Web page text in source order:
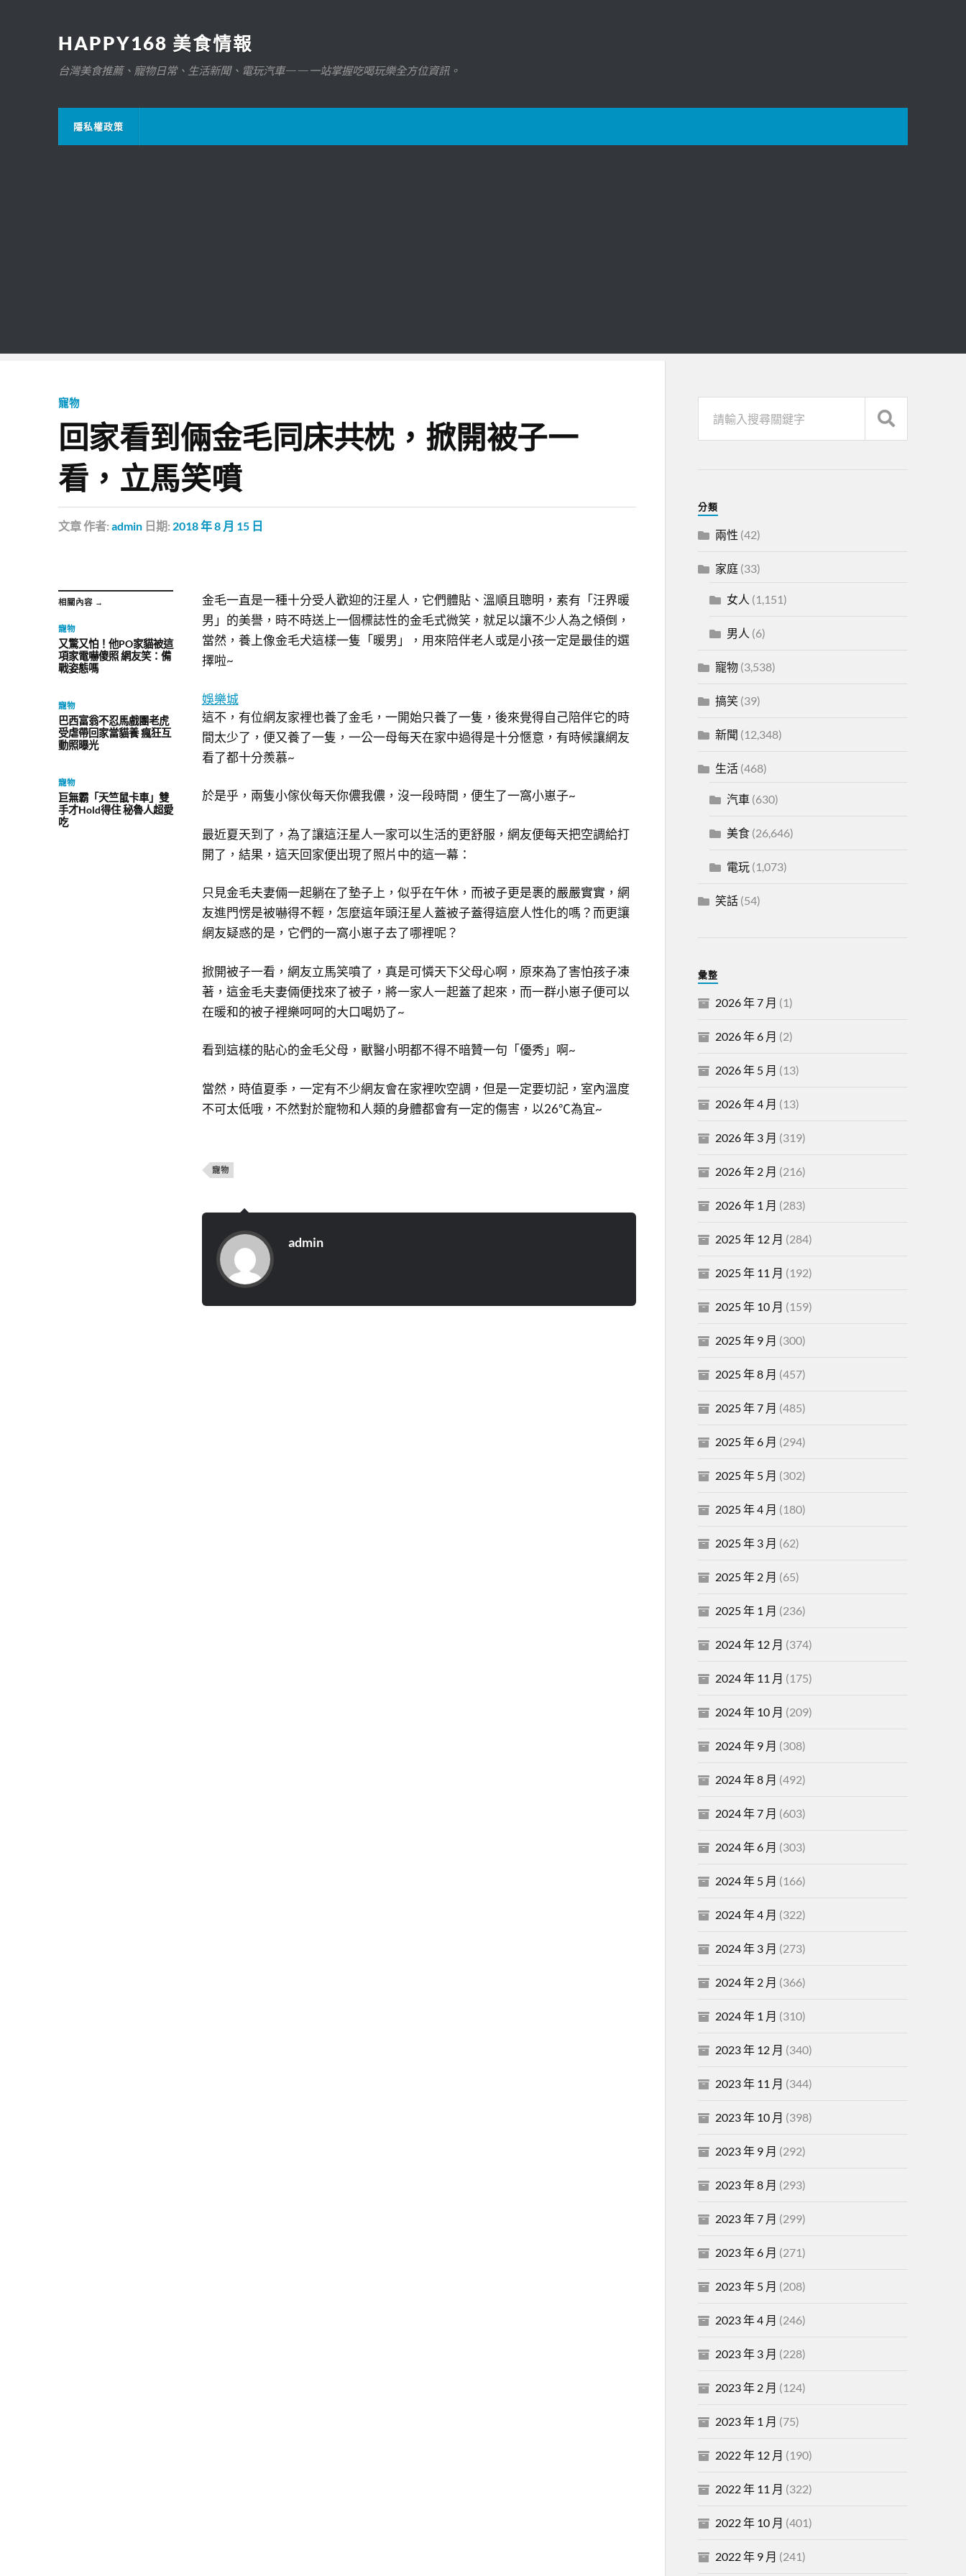
HAPPY168 美食情報
台灣美食推薦、寵物日常、生活新聞、電玩汽車——一站掌握吃喝玩樂全方位資訊。
隱私權政策
寵物
回家看到倆金毛同床共枕，掀開被子一
看，立馬笑噴
文章作者: admin 日期: 2018 年 8 月 15 日
相關內容 →
寵物
又驚又怕！他PO家貓被這
項家電嚇傻照 網友笑：備
戰姿態嗎
寵物
巴西富翁不忍馬戲團老虎
受虐帶回家當貓養 瘋狂互
動照曝光
寵物
巨無霸「天竺鼠卡車」雙
手才Hold得住 秘魯人超愛
吃
金毛一直是一種十分受人歡迎的汪星人，它們體貼、溫順且聰明，素有「汪界暖
男」的美譽，時不時送上一個標誌性的金毛式微笑，就足以讓不少人為之傾倒，
當然，養上像金毛犬這樣一隻「暖男」，用來陪伴老人或是小孩一定是最佳的選
擇啦~
娛樂城
這不，有位網友家裡也養了金毛，一開始只養了一隻，後來覺得自己陪伴它的時
間太少了，便又養了一隻，一公一母每天在家中過得是十分愜意，有時候讓網友
看了都十分羨慕~
於是乎，兩隻小傢伙每天你儂我儂，沒一段時間，便生了一窩小崽子~
最近夏天到了，為了讓這汪星人一家可以生活的更舒服，網友便每天把空調給打
開了，結果，這天回家便出現了照片中的這一幕：
只見金毛夫妻倆一起躺在了墊子上，似乎在午休，而被子更是裹的嚴嚴實實，網
友進門愣是被嚇得不輕，怎麼這年頭汪星人蓋被子蓋得這麼人性化的嗎？而更讓
網友疑惑的是，它們的一窩小崽子去了哪裡呢？
掀開被子一看，網友立馬笑噴了，真是可憐天下父母心啊，原來為了害怕孩子凍
著，這金毛夫妻倆便找來了被子，將一家人一起蓋了起來，而一群小崽子便可以
在暖和的被子裡樂呵呵的大口喝奶了~
看到這樣的貼心的金毛父母，獸醫小明都不得不暗贊一句「優秀」啊~
當然，時值夏季，一定有不少網友會在家裡吹空調，但是一定要切記，室內溫度
不可太低哦，不然對於寵物和人類的身體都會有一定的傷害，以26℃為宜~
寵物
admin
分類
兩性 (42)
家庭(33)
女人 (1,151)
男人 (6)
寵物(3,538)
搞笑(39)
新聞 (12,348)
生活(468)
汽車(630)
美食(26,646)
電玩(1,073)
笑話(54)
彙整
2026 年 7 月 (1)
2026 年 6 月 (2)
2026 年 5 月 (13)
2026 年 4 月 (13)
2026 年 3 月 (319)
2026 年 2 月 (216)
2026 年 1 月 (283)
2025 年 12 月 (284)
2025 年 11 月 (192)
2025 年 10 月 (159)
2025 年 9 月 (300)
2025 年 8 月 (457)
2025 年 7 月 (485)
2025 年 6 月 (294)
2025 年 5 月 (302)
2025 年 4 月 (180)
2025 年 3 月 (62)
2025 年 2 月 (65)
2025 年 1 月 (236)
2024 年 12 月 (374)
2024 年 11 月 (175)
2024 年 10 月 (209)
2024 年 9 月 (308)
2024 年 8 月 (492)
2024 年 7 月 (603)
2024 年 6 月 (303)
2024 年 5 月 (166)
2024 年 4 月 (322)
2024 年 3 月 (273)
2024 年 2 月 (366)
2024 年 1 月 (310)
2023 年 12 月 (340)
2023 年 11 月 (344)
2023 年 10 月 (398)
2023 年 9 月 (292)
2023 年 8 月 (293)
2023 年 7 月 (299)
2023 年 6 月 (271)
2023 年 5 月 (208)
2023 年 4 月 (246)
2023 年 3 月 (228)
2023 年 2 月 (124)
2023 年 1 月 (75)
2022 年 12 月 (190)
2022 年 11 月 (322)
2022 年 10 月 (401)
2022 年 9 月 (241)